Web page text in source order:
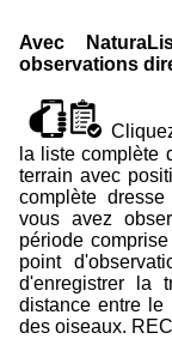
Avec
observations
la liste complète
terrain avec
complète
vous avez
période
point
d'enregistrer la
distance entre le
des oiseaux.